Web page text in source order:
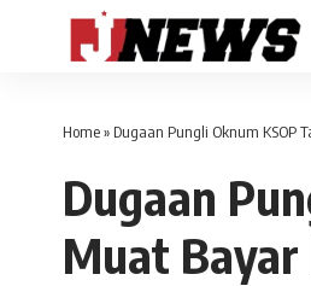
Home» Dugaan Pungli Oknum KSOP
Dugaan
Muat Bayar